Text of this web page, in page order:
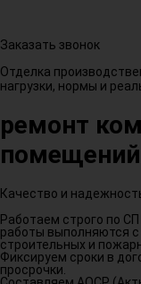
Заказать звонок
Отделка
нагрузки, нормы и
ремонт
помещений
Качество и
Работаем строго по
работы выполняются
строительных и
Фиксируем сроки в
просрочки.